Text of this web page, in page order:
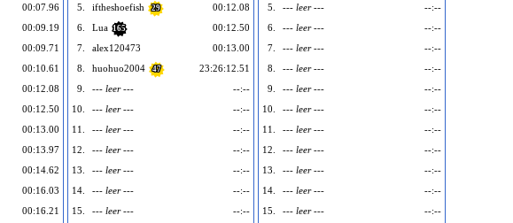
00:07.96
00:09.19
00:09.71
00:10.61
00:12.08
00:12.50
00:13.00
00:13.97
00:14.62
00:16.03
00:16.21
5.
iftheshoefish 29
00:12.08
6.
Lua 165
00:12.50
7.
alex120473
00:13.00
8.
huohuo2004 47
23:26:12.51
9.
--- leer ---
--:--
10.
--- leer ---
--:--
11.
--- leer ---
--:--
12.
--- leer ---
--:--
13.
--- leer ---
--:--
14.
--- leer ---
--:--
15.
--- leer ---
--:--
5.
--- leer ---
--:--
6.
--- leer ---
--:--
7.
--- leer ---
--:--
8.
--- leer ---
--:--
9.
--- leer ---
--:--
10.
--- leer ---
--:--
11.
--- leer ---
--:--
12.
--- leer ---
--:--
13.
--- leer ---
--:--
14.
--- leer ---
--:--
15.
--- leer ---
--:--